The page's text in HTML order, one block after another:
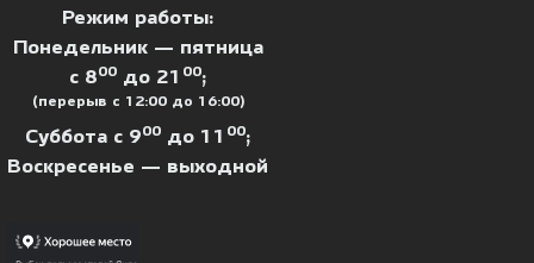
Режим работы:
Понедельник — пятница
с 800 до 21 00;
(перерыв с 12:00 до 16:00)
Суббота с 900 до 11 00;
Воскресенье — выходной